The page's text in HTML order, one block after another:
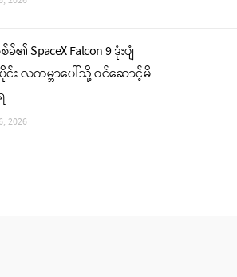
SpaceX Falcon 9 ဒုံးပျံ
လကမ္ဘာပေါ်သို့ ဝင်ဆောင့်မိ
2026